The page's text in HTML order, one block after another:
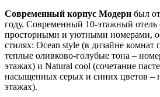
Современный корпус Модерн был
году. Современный 10-этажный отель
просторными и уютными номерами,
стилях: Ocean style (в дизайне комнат
теплые оливково-голубые тона –
этажах) и Natural cool (сочетание
насыщенных серых и синих цветов –
этажах).